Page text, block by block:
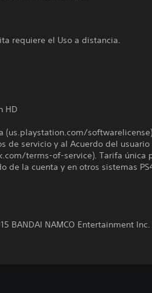
requiere el Uso a distancia.
HD
(us.playstation.com/
de servicio y al Acuerdo del usuario
terms-of-service). Tarifa única
de la cuenta y en otros sistemas
BANDAI NAMCO Entertainment Inc.